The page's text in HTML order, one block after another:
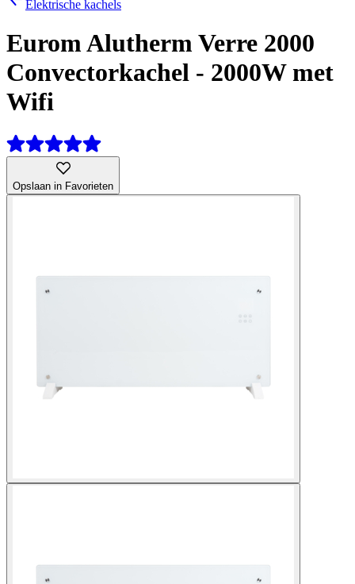
Elektrische kachels
Eurom Alutherm Verre 2000
Convectorkachel - 2000W met
Wifi
Opslaan in Favorieten